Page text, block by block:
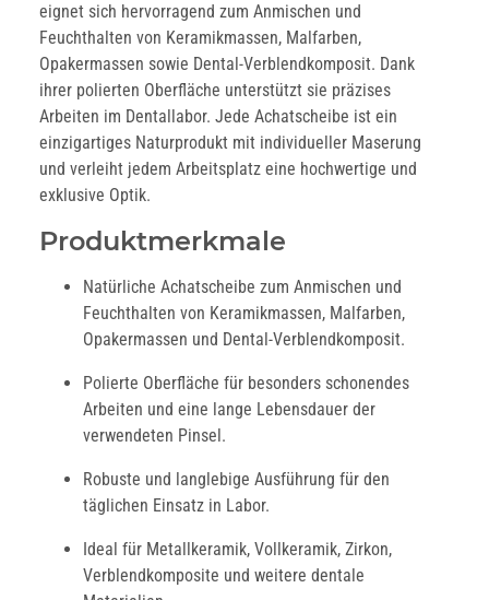
eignet sich hervorragend zum Anmischen und
Feuchthalten von Keramikmassen, Malfarben,
Opakermassen sowie Dental-Verblendkomposit. Dank
ihrer polierten Oberfläche unterstützt sie präzises
Arbeiten im Dentallabor. Jede Achatscheibe ist ein
einzigartiges Naturprodukt mit individueller Maserung
und verleiht jedem Arbeitsplatz eine hochwertige und
exklusive Optik.
Produktmerkmale
Natürliche Achatscheibe zum Anmischen und
Feuchthalten von Keramikmassen, Malfarben,
Opakermassen und Dental-Verblendkomposit.
Polierte Oberfläche für besonders schonendes
Arbeiten und eine lange Lebensdauer der
verwendeten Pinsel.
Robuste und langlebige Ausführung für den
täglichen Einsatz in Labor.
Ideal für Metallkeramik, Vollkeramik, Zirkon,
Verblendkomposite und weitere dentale